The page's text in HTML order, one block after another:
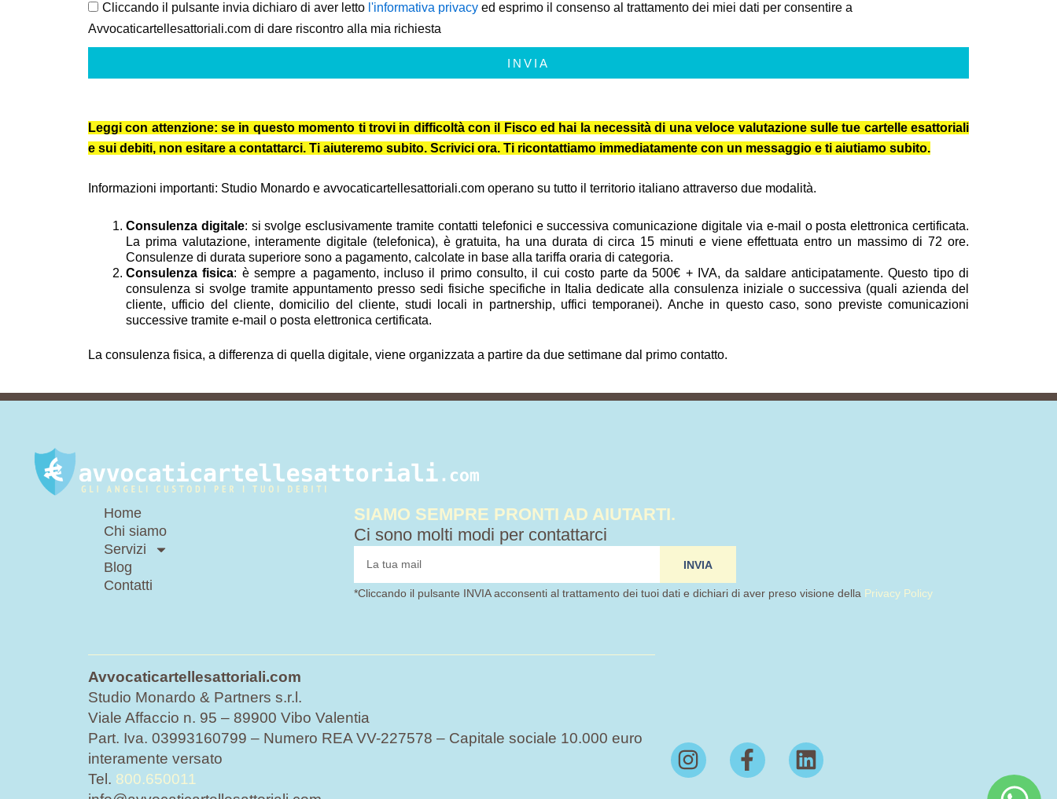
Cliccando il pulsante invia dichiaro di aver letto l'informativa privacy ed esprimo il consenso al trattamento dei miei dati per consentire a
Avvocaticartellesattoriali.com di dare riscontro alla mia richiesta
INVIA
Leggi con attenzione: se in questo momento ti trovi in difficoltà con il Fisco ed hai la necessità di una veloce valutazione sulle tue cartelle esattoriali
e sui debiti, non esitare a contattarci. Ti aiuteremo subito. Scrivici ora. Ti ricontattiamo immediatamente con un messaggio e ti aiutiamo subito.
Informazioni importanti: Studio Monardo e avvocaticartellesattoriali.com operano su tutto il territorio italiano attraverso due modalità.
Consulenza digitale: si svolge esclusivamente tramite contatti telefonici e successiva comunicazione digitale via e-mail o posta elettronica certificata.
La prima valutazione, interamente digitale (telefonica), è gratuita, ha una durata di circa 15 minuti e viene effettuata entro un massimo di 72 ore.
Consulenze di durata superiore sono a pagamento, calcolate in base alla tariffa oraria di categoria.
Consulenza fisica: è sempre a pagamento, incluso il primo consulto, il cui costo parte da 500€ + IVA, da saldare anticipatamente. Questo tipo di
consulenza si svolge tramite appuntamento presso sedi fisiche specifiche in Italia dedicate alla consulenza iniziale o successiva (quali azienda del
cliente, ufficio del cliente, domicilio del cliente, studi locali in partnership, uffici temporanei). Anche in questo caso, sono previste comunicazioni
successive tramite e-mail o posta elettronica certificata.
La consulenza fisica, a differenza di quella digitale, viene organizzata a partire da due settimane dal primo contatto.
Home
Chi siamo
Servizi
Blog
Contatti
SIAMO SEMPRE PRONTI AD AIUTARTI.
Ci sono molti modi per contattarci
INVIA
*Cliccando il pulsante INVIA acconsenti al trattamento dei tuoi dati e dichiari di aver preso visione della Privacy Policy
Avvocaticartellesattoriali.com
Studio Monardo & Partners s.r.l.
Viale Affaccio n. 95 – 89900 Vibo Valentia
Part. Iva. 03993160799 – Numero REA VV-227578 – Capitale sociale 10.000 euro
interamente versato
Tel. 800.650011
I
n
F
a
L
i